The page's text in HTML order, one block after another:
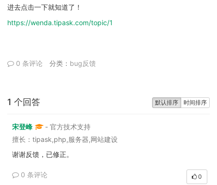
进去点击一下就知道了！
https://wenda.tipask.com/topic/1
0 条评论 分类： bug反馈
默认排序 时间排序
1 个回答
宋登峰
- 官方技术支持
擅长：tipask,php,服务器,网站建设
谢谢反馈，已修正。
0 条评论 0